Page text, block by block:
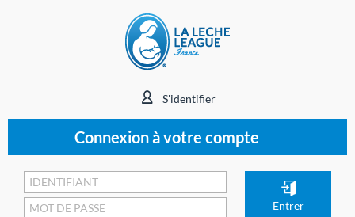
S'identifier
Connexion à votre compte